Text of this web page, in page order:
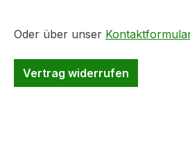
Oder über unser
Vertrag widerrufen